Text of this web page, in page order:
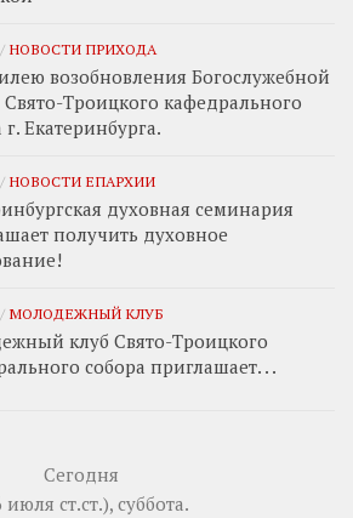
/ НОВОСТИ ПРИХОДА
возобновления Богослужебной
Троицкого кафедрального
г. Екатеринбурга.
/ НОВОСТИ ЕПАРХИИ
духовная семинария
получить духовное
/ МОЛОДЕЖНЫЙ КЛУБ
клуб Свято-Троицкого
собора приглашает. . .
Сегодня
июля ст.ст.), суббота.